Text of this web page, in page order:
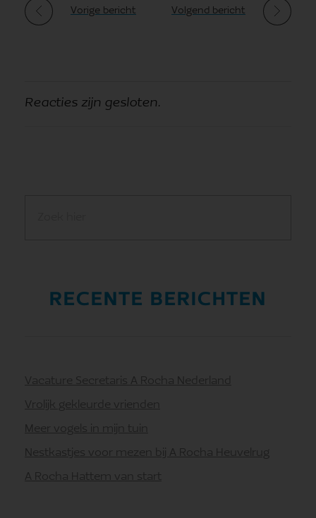
Vorige bericht Volgend bericht
Reacties zijn gesloten.
RECENTE BERICHTEN
Vacature Secretaris A Rocha Nederland
Vrolijk gekleurde vrienden
Meer vogels in mijn tuin
Nestkastjes voor mezen bij A Rocha Heuvelrug
A Rocha Hattem van start